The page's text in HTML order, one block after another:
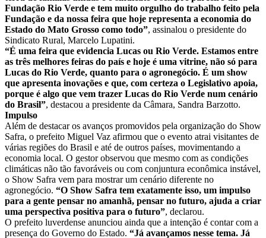
Fundação Rio Verde e tem muito orgulho do trabalho feito pela
Fundação e da nossa feira que hoje representa a economia do
Estado do Mato Grosso como todo”, assinalou o presidente do
Sindicato Rural, Marcelo Lupatini.
“É uma feira que evidencia Lucas ou Rio Verde. Estamos entre
as três melhores feiras do país e hoje é uma vitrine, não só para
Lucas do Rio Verde, quanto para o agronegócio. É um show
que apresenta inovações e que, com certeza o Legislativo apoia,
porque é algo que vem trazer Lucas do Rio Verde num cenário
do Brasil”, destacou a presidente da Câmara, Sandra Barzotto.
Impulso
Além de destacar os avanços promovidos pela organização do Show
Safra, o prefeito Miguel Vaz afirmou que o evento atrai visitantes de
várias regiões do Brasil e até de outros países, movimentando a
economia local. O gestor observou que mesmo com as condições
climáticas não tão favoráveis ou com conjuntura econômica instável,
o Show Safra vem para mostrar um cenário diferente no
agronegócio. “O Show Safra tem exatamente isso, um impulso
para a gente pensar no amanhã, pensar no futuro, ajuda a criar
uma perspectiva positiva para o futuro”, declarou.
O prefeito luverdense anunciou ainda que a intenção é contar com a
presença do Governo do Estado. “Já avançamos nesse tema. Já